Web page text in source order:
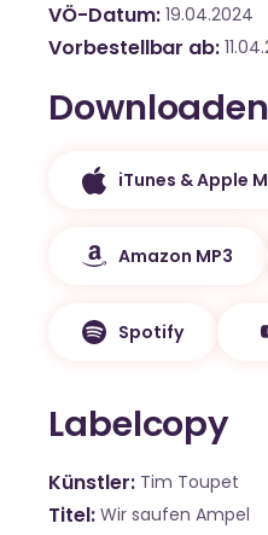
VÖ-Datum 19.04.2024
Vorbestellbar ab
iTunes & Apple
Amazon MP3
Spotify
Labelcopy
Künstler Tim Toupet
Titel Wir saufen Ampel